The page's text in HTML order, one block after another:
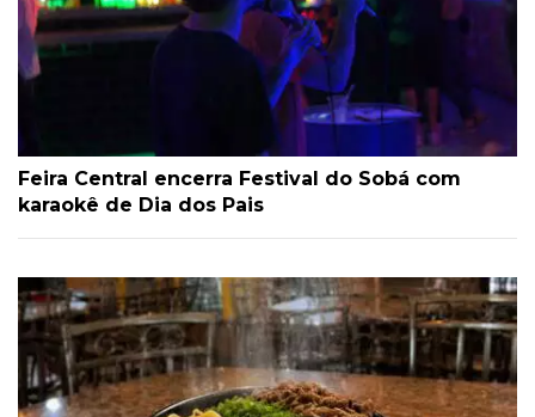
Feira Central encerra Festival do Sobá com
karaokê de Dia dos Pais